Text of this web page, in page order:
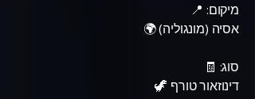
מיקום: 📍
אסיה (מונגוליה) 🌍
סוג: 🧾
דינוזאור טורף 🦖